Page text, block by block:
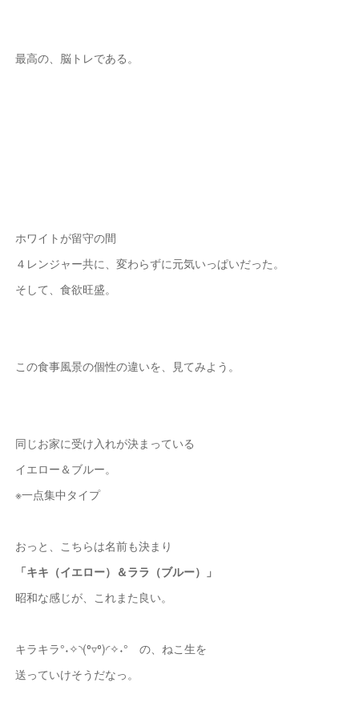
最高の、脳トレである。
ホワイトが留守の間
４レンジャー共に、変わらずに元気いっぱいだった。
そして、食欲旺盛。
この食事風景の個性の違いを、見てみよう。
同じお家に受け入れが決まっている
イエロー＆ブルー。
※一点集中タイプ
おっと、こちらは名前も決まり
「キキ（イエロー）＆ララ（ブルー）」
昭和な感じが、これまた良い。
キラキラ°˖✧◝(⁰▿⁰)◜✧˖° の、ねこ生を
送っていけそうだなっ。